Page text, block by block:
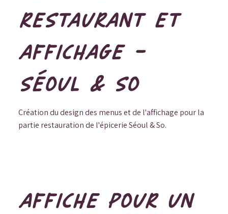
RESTAURANT ET
AFFICHAGE -
SÉOUL & SO
Création du design des menus et de l'affichage pour la
partie restauration de l'épicerie Séoul & So.
AFFICHE POUR UN